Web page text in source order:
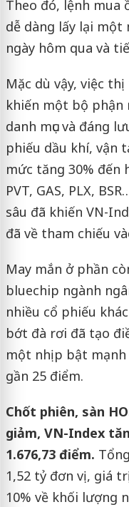
Theo đó, lệnh mua
dễ dàng lấy lại
ngày hôm qua và
Mặc dù vậy, việc
khiến một bộ phận
danh mục và đáng
phiếu dầu khí, vận
mức tăng 30% đến
PVT, GAS, PLX,
sâu đã khiến VN-
đã về tham chiếu
May mắn ở phần
bluechip ngành
nhiều cổ phiếu
bớt đà rơi đã tạo
một nhịp bật mạnh
gần 25 điểm.
Chốt phiên, sàn
giảm, VN-Index
1.676,73 điểm.
1,52 tỷ đơn vị, giá
10% về khối lượng